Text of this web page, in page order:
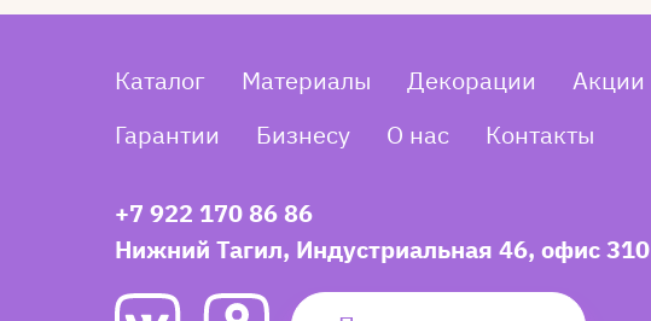
Каталог Материалы Декорации Акции
Гарантии
Бизнесу О нас Контакты
+7 922 170 86 86
Нижний Тагил, Индустриальная 46, офис 310